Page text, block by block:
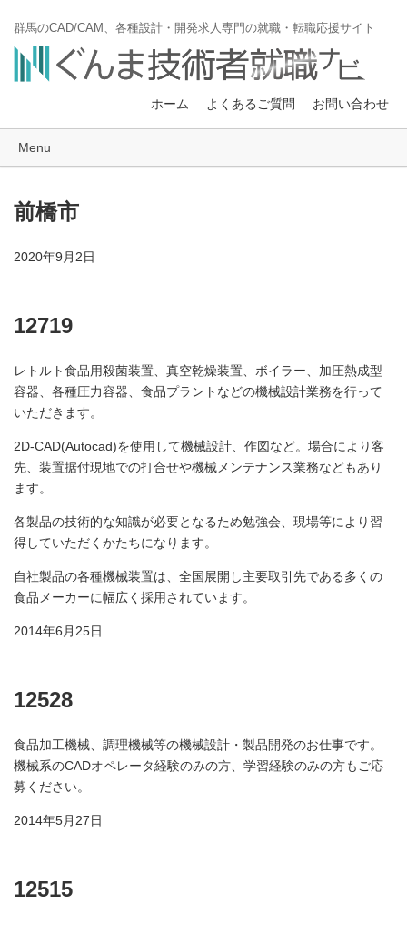
群馬のCAD/CAM、各種設計・開発求人専門の就職・転職応援サイト
ホーム よくあるご質問 お問い合わせ
Menu
前橋市
2020年9月2日
12719
レトルト食品用殺菌装置、真空乾燥装置、ボイラー、加圧熱成型
容器、各種圧力容器、食品プラントなどの機械設計業務を行って
いただきます。
2D-CAD(Autocad)を使用して機械設計、作図など。場合により客
先、装置据付現地での打合せや機械メンテナンス業務などもあり
ます。
各製品の技術的な知識が必要となるため勉強会、現場等により習
得していただくかたちになります。
自社製品の各種機械装置は、全国展開し主要取引先である多くの
食品メーカーに幅広く採用されています。
2014年6月25日
12528
食品加工機械、調理機械等の機械設計・製品開発のお仕事です。
機械系のCADオペレータ経験のみの方、学習経験のみの方もご応
募ください。
2014年5月27日
12515